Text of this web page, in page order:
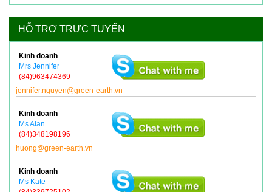
HỖ TRỢ TRỰC TUYẾN
Kinh doanh
Mrs Jennifer
(84)963474369
jennifer.nguyen@green-earth.vn
Kinh doanh
Ms Alan
(84)348198196
huong@green-earth.vn
Kinh doanh
Ms Kate